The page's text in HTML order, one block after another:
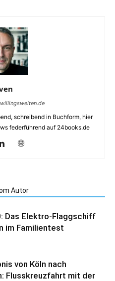
schreibend in Buchform, hier
federführend auf 24books.de
Autor
Das Elektro-Flaggschiff
im Familientest
von Köln nach
Flusskreuzfahrt mit der